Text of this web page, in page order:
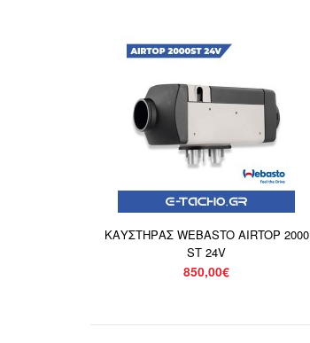
ΚΑΥΣΤΗΡΑΣ WEBASTO AIRTOP 2000
ST 24V
850,00€